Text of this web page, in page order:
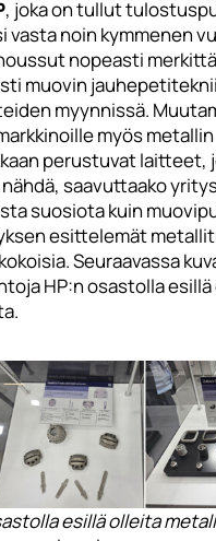
, joka on tullut
vasta noin kymmenen
nopeasti
muovin
myynnissä.
myös metallin
perustuvat laitteet,
saavuttaako
suosiota kuin
esittelemät
Seuraavassa
HP:n osastolla
esillä olleita